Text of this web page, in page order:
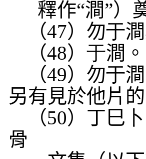
釋作“澗”）
（47）勿于
（48）于澗。
（49）勿于
另有見於他片
（50）丁巳 卜
骨